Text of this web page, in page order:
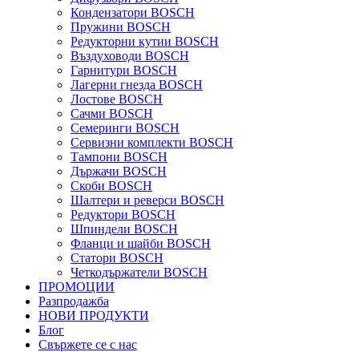
Кондензатори BOSCH
Пружини BOSCH
Редукторни кутии BOSCH
Въздуховоди BOSCH
Гарнитури BOSCH
Лагерни гнезда BOSCH
Лостове BOSCH
Сачми BOSCH
Семеринги BOSCH
Сервизни комплекти BOSCH
Тампони BOSCH
Държачи BOSCH
Скоби BOSCH
Шалтери и реверси BOSCH
Редуктори BOSCH
Шпиндели BOSCH
Фланци и шайби BOSCH
Статори BOSCH
Четкодържатели BOSCH
ПРОМОЦИИ
Разпродажба
НОВИ ПРОДУКТИ
Блог
Свържете се с нас